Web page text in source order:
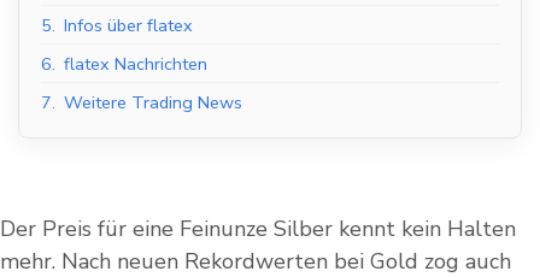
5. Infos über flatex
6. flatex Nachrichten
7. Weitere Trading News
Der Preis für eine Feinunze Silber kennt kein Halten
mehr. Nach neuen Rekordwerten bei Gold zog auch